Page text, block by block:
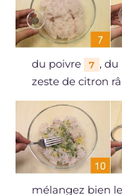
du poivre 7 , du
zeste de citron
mélangez bien